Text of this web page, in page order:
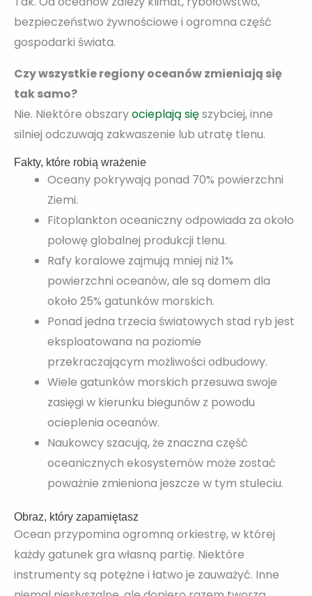
bezpieczeństwo żywnościowe i ogromna część
gospodarki świata.
Czy wszystkie regiony oceanów zmieniają się
tak samo?
Nie. Niektóre obszaryocieplają sięszybciej, inne
silniej odczuwają zakwaszenie lub utratę tlenu.
Fakty, które robią wrażenie
Oceany pokrywają ponad 70% powierzchni
Ziemi.
Fitoplankton oceaniczny odpowiada za około
połowę globalnej produkcji tlenu.
Rafy koralowe zajmują mniej niż 1%
powierzchni oceanów, ale są domem dla
około 25% gatunków morskich.
Ponad jedna trzecia światowych stad ryb jest
eksploatowana na poziomie
przekraczającym możliwości odbudowy.
Wiele gatunków morskich przesuwa swoje
zasięgi w kierunku biegunów z powodu
ocieplenia oceanów.
Naukowcy szacują, że znaczna część
oceanicznych ekosystemów może zostać
poważnie zmieniona jeszcze w tym stuleciu.
Obraz, który zapamiętasz
Ocean przypomina ogromną orkiestrę, w której
każdy gatunek gra własną partię. Niektóre
instrumenty są potężne i łatwo je zauważyć. Inne